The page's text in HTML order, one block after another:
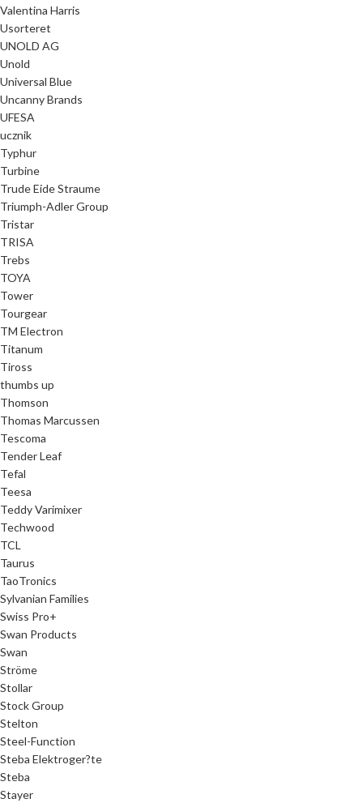
Valentina Harris
Usorteret
UNOLD AG
Unold
Universal Blue
Uncanny Brands
UFESA
ucznik
Typhur
Turbine
Trude Eide Straume
Triumph-Adler Group
Tristar
TRISA
Trebs
TOYA
Tower
Tourgear
TM Electron
Titanum
Tiross
thumbs up
Thomson
Thomas Marcussen
Tescoma
Tender Leaf
Tefal
Teesa
Teddy Varimixer
Techwood
TCL
Taurus
TaoTronics
Sylvanian Families
Swiss Pro+
Swan Products
Swan
Ströme
Stollar
Stock Group
Stelton
Steel-Function
Steba Elektroger?te
Steba
Stayer